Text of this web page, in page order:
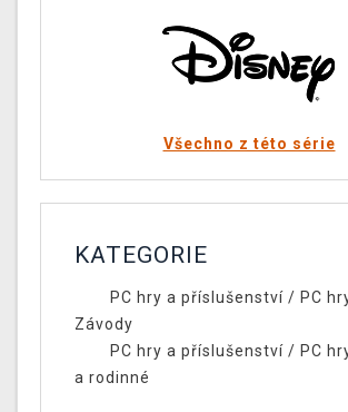
Všechno z této série
KATEGORIE
PC hry a příslušenství/ PC
Závody
PC hry a příslušenství/ PC
a rodinné